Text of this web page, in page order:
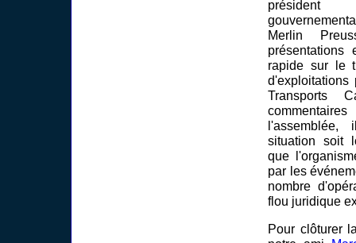
Merlin
présentations
rapide sur le
Transports
situation soit
que
par les
nombre
flou juridique
Pour clôturer